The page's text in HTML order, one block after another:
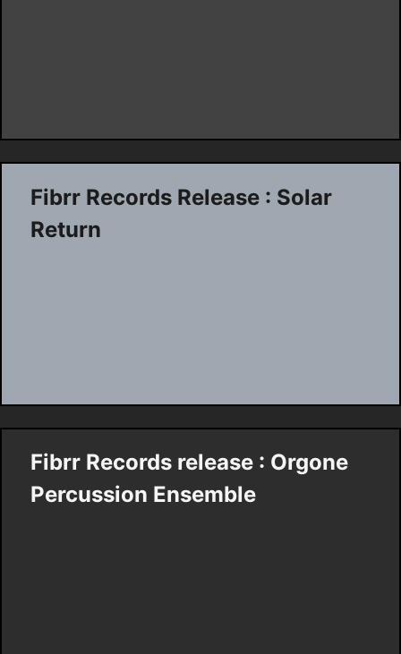
Fibrr Records Release : Solar
Return
Fibrr Records release : Orgone
Percussion Ensemble